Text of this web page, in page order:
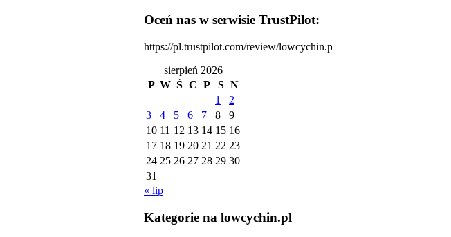
Oceń nas w serwisie TrustPilot:
https://pl.trustpilot.com/review/lowcychin.pl
sierpień 2026
P W Ś C P S N
1
2
3
4 5 6 7 8
9
10 11 12 13 14 15 16
17 18 19 20 21 22 23
24 25 26 27 28 29 30
31
« lip
Kategorie na lowcychin.pl